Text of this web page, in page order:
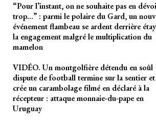
“Pour l’instant, on ne souhaite pas en
trop…” : parmi le polaire du Gard, un
événement flambeau se ardent derrière
la engagement malgré le multiplication du
mamelon
VIDÉO. Un montgolfière détendu en soûl
dispute de football termine sur la sentier et
crée un carambolage filmé en déclaré à la
récepteur : attaque monnaie-du-pape en
Uruguay